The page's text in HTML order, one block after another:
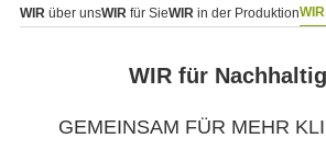
WIR über unsWIR für SieWIR in der ProduktionWIR
WIR für
GEMEINSAM FÜR MEHR